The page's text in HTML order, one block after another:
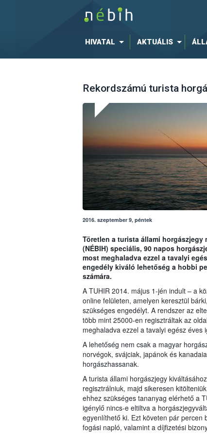
HIVATAL AKTUÁLIS
Rekordszámú turista
2016. szeptember 9, péntek
Töretlen a turista állami horgászjegy
(NÉBIH) speciális, 90 napos
most meghaladva ezzel a tavalyi
engedély kiváló lehetőség a hobbi
számára.
A TUHIR 2014. május 1-jén indult – a
online felületen, amelyen keresztül
szükséges engedélyt. A rendszer az
több mint 25000-en regisztráltak az
meghaladva ezzel a tavalyi egész éves
A lehetőség nem csak a magyar
norvégok, svájciak, japánok és
horgászhassanak.
A turista állami horgászjegy
regisztrálniuk, majd sikeresen
ehhez szükséges tananyag elérhető a
igénylő nincs-e eltiltva a
egyenlíthető ki. Ezt követen pár percen
fogási napló, valamint a díjfizetési